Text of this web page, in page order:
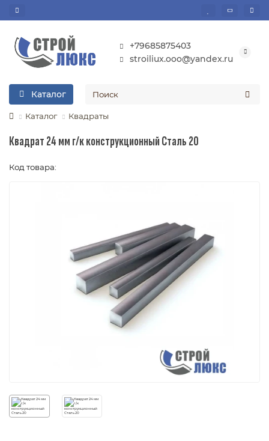
+79685875403
stroiliux.ooo@yandex.ru
Каталог
Каталог Квадраты
Квадрат 24 мм г/к конструкционный Сталь 20
Код товара: